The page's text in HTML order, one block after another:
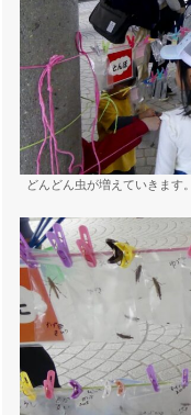
どんどん虫が増えていきます。